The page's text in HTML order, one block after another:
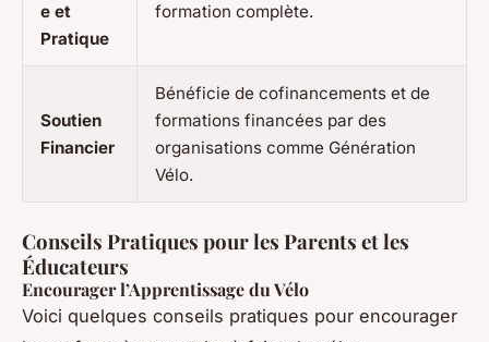
e et
Pratique
formation complète.
Soutien
Financier
Bénéficie de cofinancements et de
formations financées par des
organisations comme Génération
Vélo.
Conseils Pratiques pour les Parents et les
Éducateurs
Encourager l’Apprentissage du Vélo
Voici quelques conseils pratiques pour encourager